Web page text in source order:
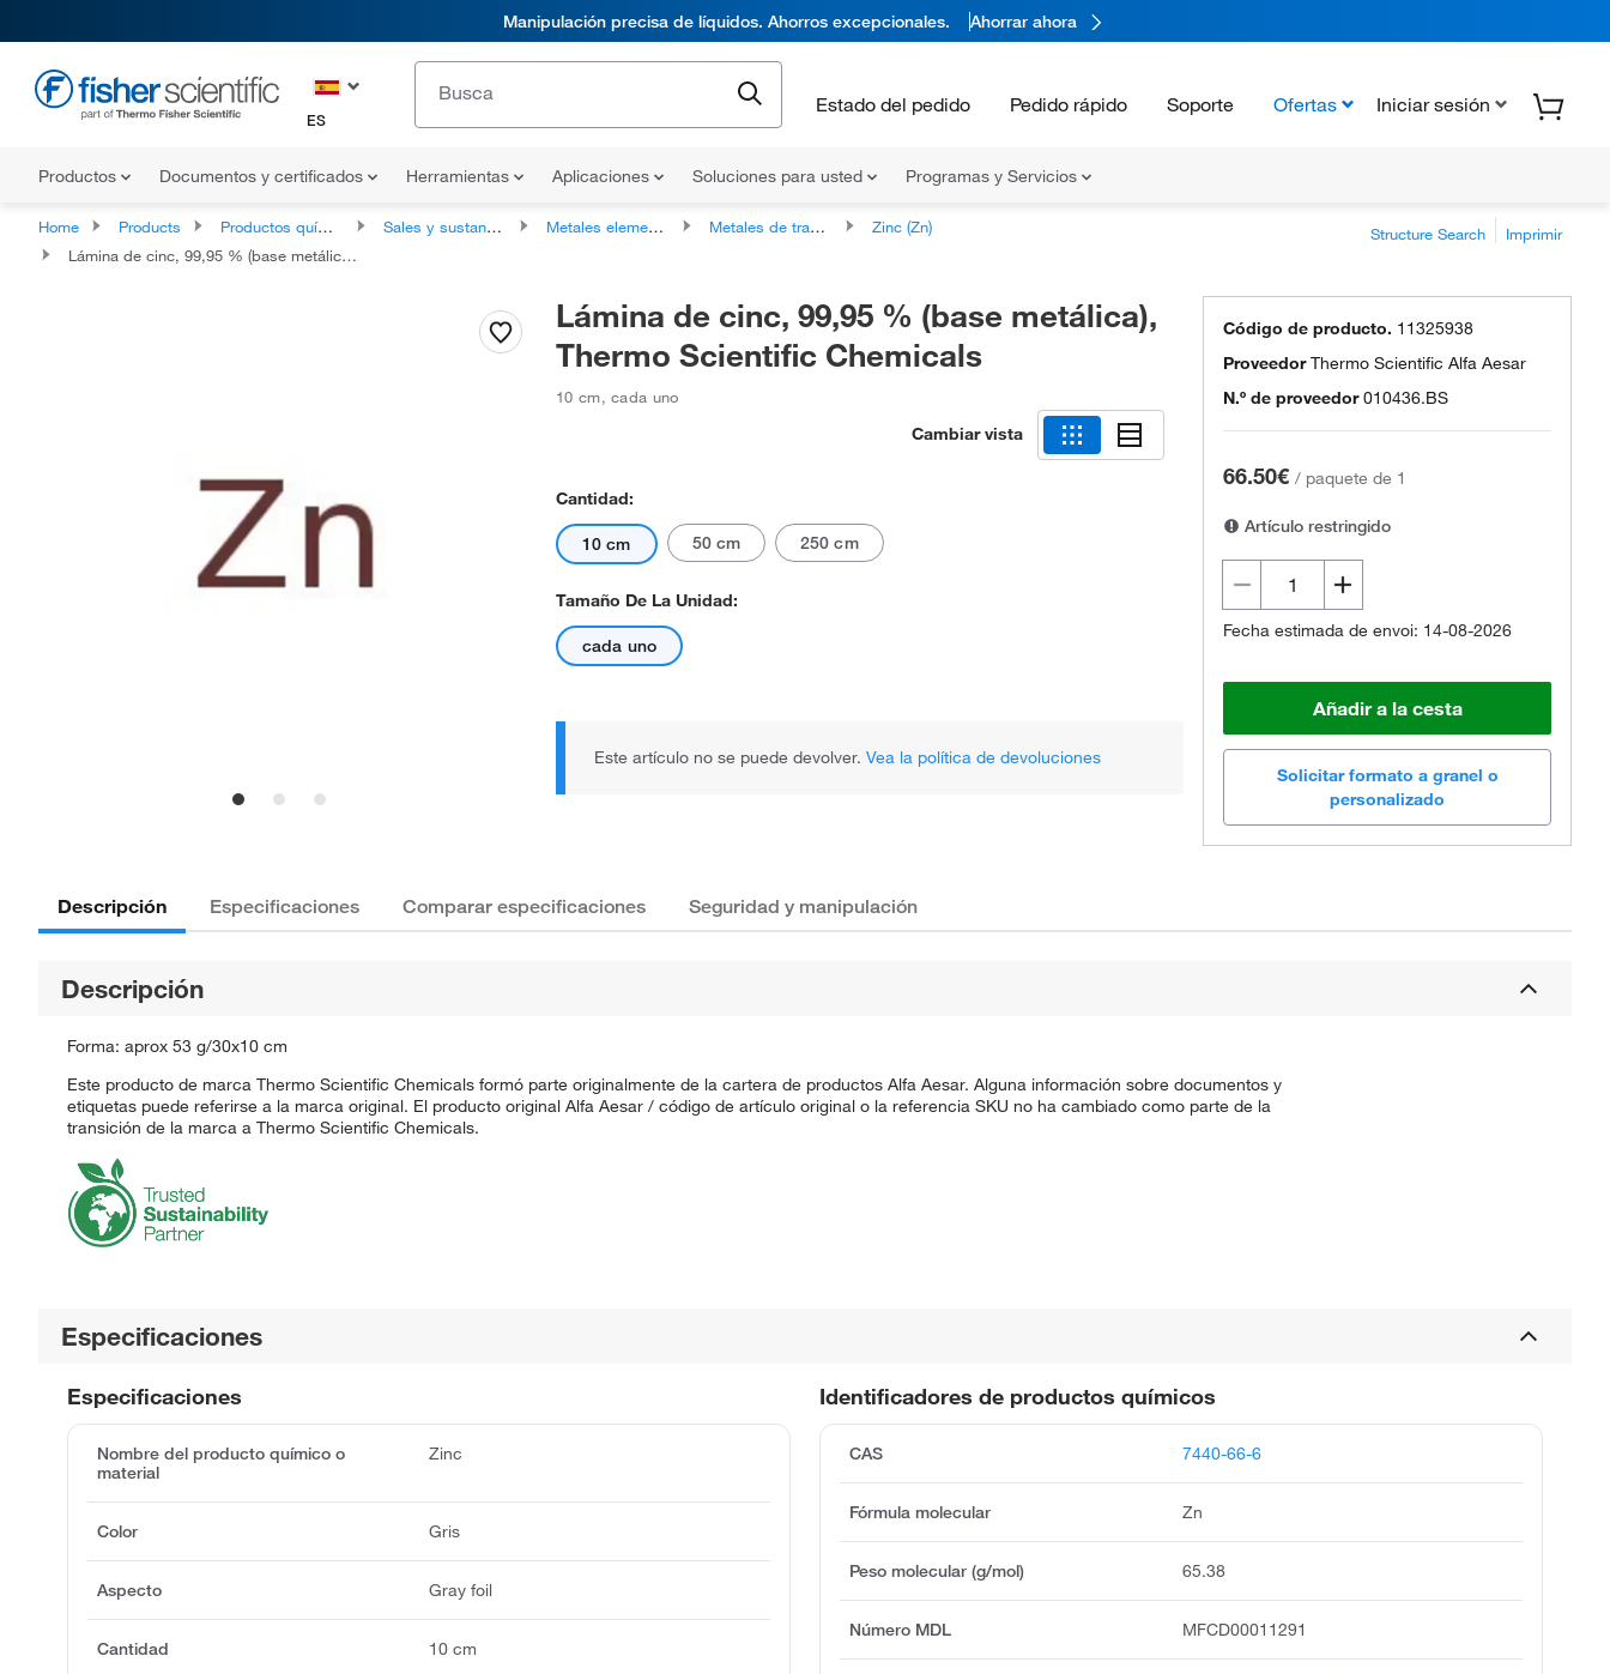
Manipulación precisa de líquidos. Ahorros excepcionales. Ahorrar ahora
ES
Estado del pedido Pedido rápido Soporte Ofertas Iniciar sesión
Productos Documentos y certificados Herramientas Aplicaciones Soluciones para usted Programas y Servicios
Home Products Productos químicos Sales y sustancias inorgánicas Metales elementales Metales de transición
Zinc (Zn)
Lámina de cinc, 99,95 % (base metálica), Thermo Scientific Chemicals
Structure Search Imprimir
Lámina de cinc, 99,95 % (base metálica),
Thermo Scientific Chemicals
10 cm,cada uno
Cambiar vista
Cantidad:
10 cm 50 cm 250 cm
Tamaño De La Unidad:
cada uno
Este artículo no se puede devolver. Vea la política de devoluciones
Código de producto. 11325938
ProveedorThermo Scientific Alfa Aesar
N.º de proveedor 010436.BS
66.50€ / paquete de 1
Artículo restringido
Fecha estimada de envoi: 14-08-2026
Añadir a la cesta
Solicitar formato a granel o
personalizado
Descripción Especificaciones Comparar especificaciones Seguridad y manipulación
Descripción
Forma: aprox 53 g/30x10 cm
Este producto de marca Thermo Scientific Chemicals formó parte originalmente de la cartera de productos Alfa Aesar. Alguna información sobre documentos y
etiquetas puede referirse a la marca original. El producto original Alfa Aesar / código de artículo original o la referencia SKU no ha cambiado como parte de la
transición de la marca a Thermo Scientific Chemicals.
Especificaciones
Identificadores de productos químicos
CAS 7440-66-6
Fórmula molecular Zn
Peso molecular (g/mol) 65.38
Número MDL MFCD00011291
Especificaciones
Nombre del producto químico o
material
Zinc
Color Gris
Aspecto Gray foil
Cantidad 10 cm